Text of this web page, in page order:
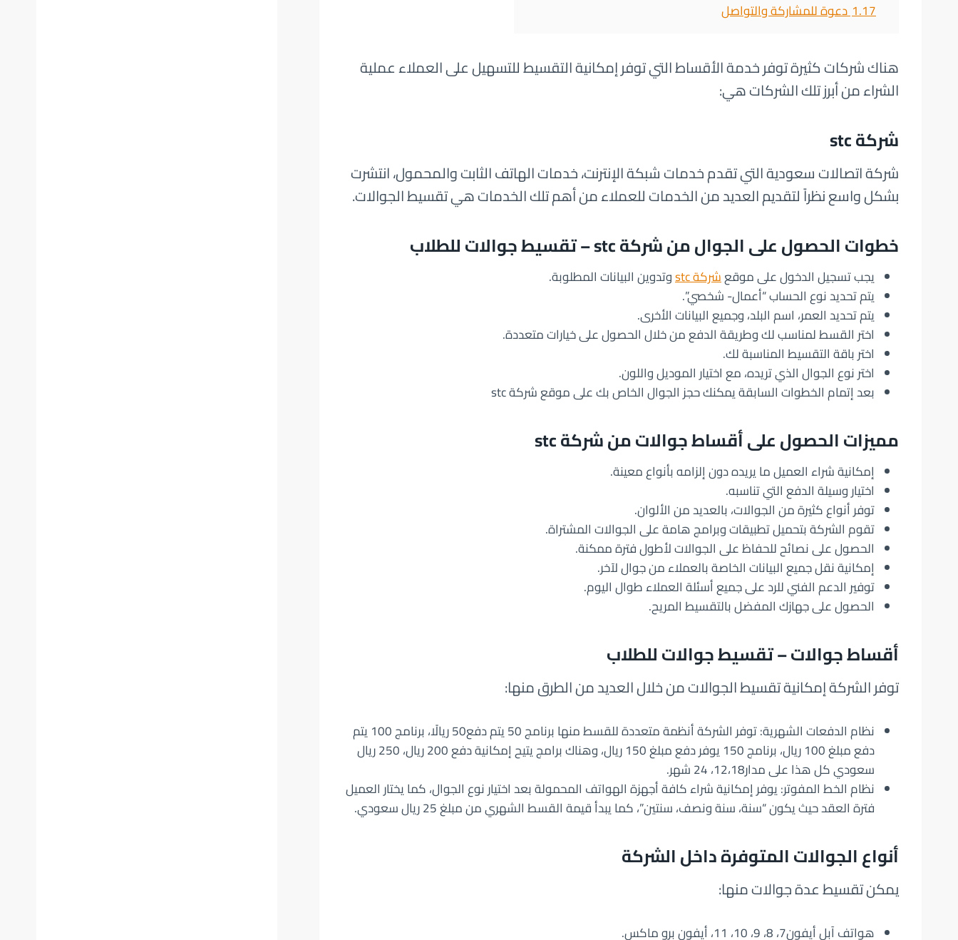
1.17دعوة للمشاركة والتواصل
هناك شركات كثيرة توفر خدمة الأقساط التي توفر إمكانية التقسيط للتسهيل على العملاء عملية
الشراء من أبرز تلك الشركات هي:
شركة stc
شركة اتصالات سعودية التي تقدم خدمات شبكة الإنترنت، خدمات الهاتف الثابت والمحمول، انتشرت
بشكل واسع نظراً لتقديم العديد من الخدمات للعملاء من أهم تلك الخدمات هي تقسيط الجوالات.
خطوات الحصول على الجوال من شركة stc – تقسيط جوالات للطلاب
يجب تسجيل الدخول على موقعشركة stc
وتدوين البيانات المطلوبة.
يتم تحديد نوع الحساب “أعمال- شخصي”.
يتم تحديد العمر، اسم البلد، وجميع البيانات الأخرى.
اختر القسط لمناسب لك وطريقة الدفع من خلال الحصول على خيارات متعددة.
اختر باقة التقسيط المناسبة لك.
اختر نوع الجوال الذي تريده، مع اختيار الموديل واللون.
بعد إتمام الخطوات السابقة يمكنك حجز الجوال الخاص بك على موقع شركة stc
مميزات الحصول على أقساط جوالات من شركة stc
إمكانية شراء العميل ما يريده دون إلزامه بأنواع معينة.
اختيار وسيلة الدفع التي تناسبه.
توفر أنواع كثيرة من الجوالات، بالعديد من الألوان.
تقوم الشركة بتحميل تطبيقات وبرامج هامة على الجوالات المشتراة.
الحصول على نصائح للحفاظ على الجوالات لأطول فترة ممكنة.
إمكانية نقل جميع البيانات الخاصة بالعملاء من جوال لآخر.
توفير الدعم الفني للرد على جميع أسئلة العملاء طوال اليوم.
الحصول على جهازك المفضل بالتقسيط المريح.
أقساط جوالات – تقسيط جوالات للطلاب
توفر الشركة إمكانية تقسيط الجوالات من خلال العديد من الطرق منها:
نظام الدفعات الشهرية: توفر الشركة أنظمة متعددة للقسط منها برنامج 50 يتم دفع50 ريالًا، برنامج 100 يتم
دفع مبلغ 100 ريال، برنامج 150 يوفر دفع مبلغ 150 ريال، وهناك برامج يتيح إمكانية دفع 200 ريال، 250 ريال
سعودي كل هذا على مدار12،18، 24 شهر.
نظام الخط المفوتر: يوفر إمكانية شراء كافة أجهزة الهواتف المحمولة بعد اختيار نوع الجوال، كما يختار العميل
فترة العقد حيث يكون “سنة، سنة ونصف، سنتين”، كما يبدأ قيمة القسط الشهري من مبلغ 25 ريال سعودي.
أنواع الجوالات المتوفرة داخل الشركة
يمكن تقسيط عدة جوالات منها:
هواتف آبل أيفون7، 8، 9، 10، 11، أيفون برو ماكس.